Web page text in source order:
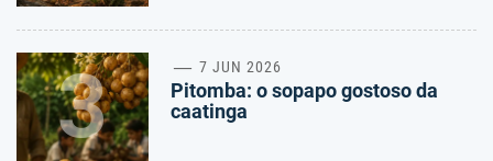
3 7 JUN 2026
Pitomba: o sopapo gostoso da
caatinga